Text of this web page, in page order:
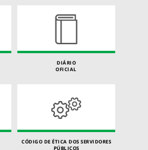
DIÁRIO
OFICIAL
CÓDIGO DE ÉTICA DOS SERVIDORES
PÚBLICOS